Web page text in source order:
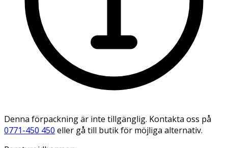
Denna förpackning är inte tillgänglig. Kontakta oss på
0771-450 450 eller gå till butik för möjliga alternativ.